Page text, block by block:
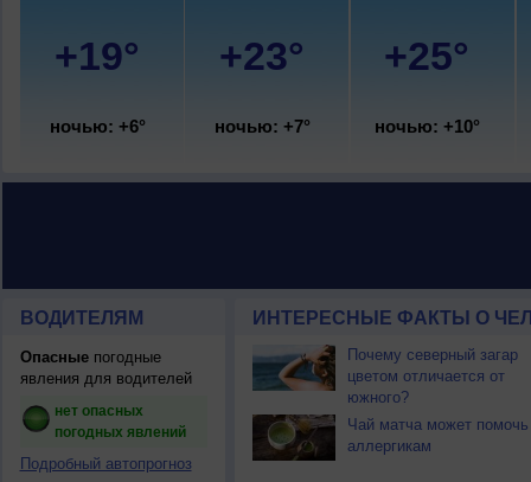
+19°
ночью: +6°
+23°
ночью: +7°
+25°
ночью: +10°
ВОДИТЕЛЯМ
Опасныепогодные
явления для водителей
нет опасных
погодных явлений
Подробный автопрогноз
ИНТЕРЕСНЫЕ ФАКТЫ О
Почему северный загар
цветом отличается от
южного?
Чай матча может помочь
аллергикам